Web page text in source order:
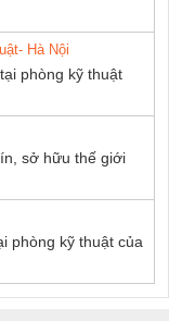
Hà Nội
phòng kỹ thuật
sở hữu thế giới
phòng kỹ thuật của